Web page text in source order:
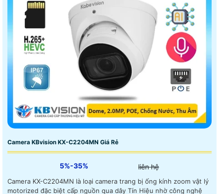
Camera KBvision KX-C2204MN Giá Rẻ
5%-35% liên hệ
Camera KX-C2204MN là loại camera trang bị ống kính zoom vật lý
motorized đặc biệt cấp nguồn qua dây Tín Hiệu nhờ công nghệ